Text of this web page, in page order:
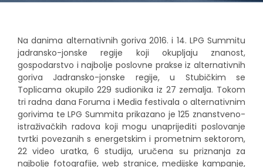
Na danima alternativnih goriva 2016. i 14. LPG Summitu
jadransko-jonske regije koji okupljaju znanost,
gospodarstvo i najbolje poslovne prakse iz alternativnih
goriva Jadransko-jonske regije, u Stubičkim se
Toplicama okupilo 229 sudionika iz 27 zemalja. Tokom
tri radna dana Foruma i Media festivala o alternativnim
gorivima te LPG Summita prikazano je 125 znanstveno-
istraživačkih radova koji mogu unaprijediti poslovanje
tvrtki povezanih s energetskim i prometnim sektorom,
22 video uratka, 6 studija, uručena su priznanja za
najbolje fotografije, web stranice, medijske kampanje,